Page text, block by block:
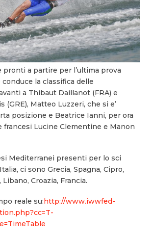
pronti a partire per l’ultima prova
conduce la classifica delle
a Thibaut Daillanot (FRA) e
(GRE), Matteo Luzzeri, che si e’
posizione e Beatrice Ianni, per ora
francesi Lucine Clementine e Manon
Mediterranei presenti per lo sci
ci sono Grecia, Spagna, Cipro,
Croazia, Francia.
reale su:http://www.iwwfed-